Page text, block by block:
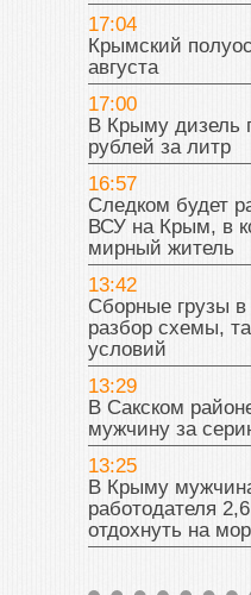
17:04
Крымский
августа
17:00
В Крыму дизель
рублей за литр
16:57
Следком будет
ВСУ на Крым, в
мирный житель
13:42
Сборные грузы в
разбор схемы,
условий
13:29
В Сакском
мужчину за
13:25
В Крыму
работодателя
отдохнуть на